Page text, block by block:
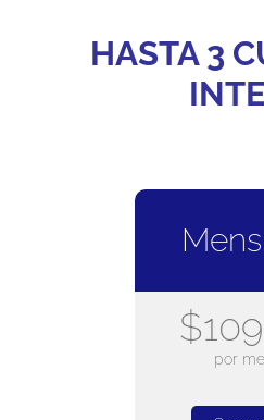
HASTA 3
por